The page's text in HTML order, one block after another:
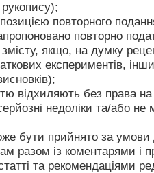
повторного
повторно
якщо, на думку
експериментів,
відхиляють без права на
недоліки та/або не
бути прийнято за умови
разом із коментарями і
та рекомендаціями